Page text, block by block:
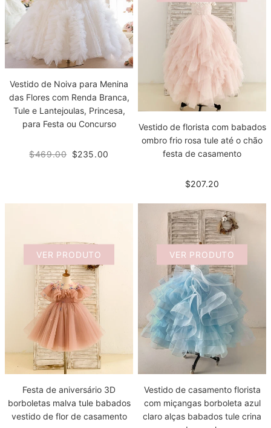
Vestido de Noiva para Menina
das Flores com Renda Branca,
Tule e Lantejoulas, Princesa,
para Festa ou Concurso
$469.00 $235.00
Vestido de florista com babados
ombro frio rosa tule até o chão
festa de casamento
$207.20
VER PRODUTO
Festa de aniversário 3D
borboletas malva tule babados
vestido de flor de casamento
VER PRODUTO
Vestido de casamento florista
com miçangas borboleta azul
claro alças babados tule crina